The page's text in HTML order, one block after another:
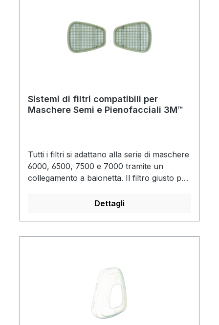
Sistemi di filtri compatibili per
Maschere Semi e Pienofacciali 3M™
Tutti i filtri si adattano alla serie di maschere
6000, 6500, 7500 e 7000 tramite un
collegamento a baionetta. Il filtro giusto per
dall'area di lavoro, utilizzando i respiratori
possibilità di applicazione versatili. La
vapori e/o particelle e filtri combinati.*solo
per Maschere Pienofacciali
Dettagli